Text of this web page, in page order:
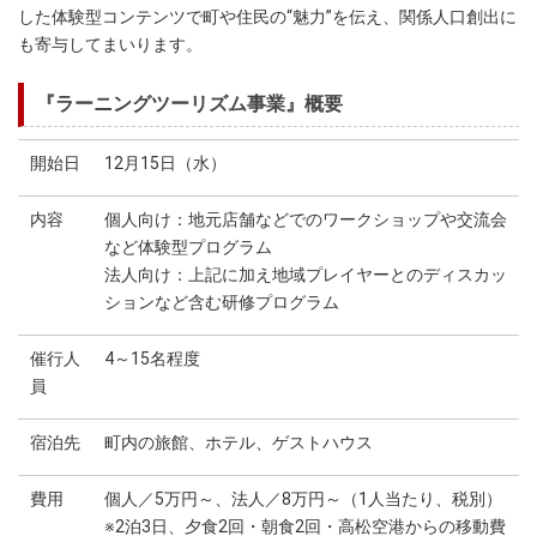
した体験型コンテンツで町や住民の“魅力”を伝え、関係人口創出に
も寄与してまいります。
『ラーニングツーリズム事業』概要
開始日 12月15日（水）
内容
個人向け：地元店舗などでのワークショップや交流会
など体験型プログラム
法人向け：上記に加え地域プレイヤーとのディスカッ
ションなど含む研修プログラム
催行人
員
4～15名程度
宿泊先 町内の旅館、ホテル、ゲストハウス
費用
個人／5万円～、法人／8万円～（1人当たり、税別）
※2泊3日、夕食2回・朝食2回・高松空港からの移動費